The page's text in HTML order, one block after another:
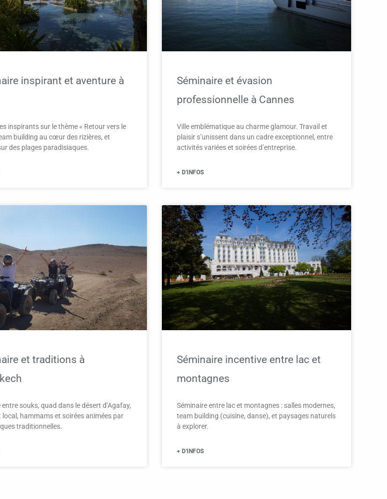
inspirant et aventure à
inspirants sur le thème « Retour vers le
building au cœur des rizières, et
des plages paradisiaques.
Séminaire et évasion
professionnelle à Cannes
Ville emblématique au charme glamour. Travail et
plaisir s’unissent dans un cadre exceptionnel, entre
activités variées et soirées d’entreprise.
+ D'INFOS
et traditions à
souks, quad dans le désert d’Agafay,
hammams et soirées animées par
traditionnelles.
Séminaire incentive entre lac et
montagnes
Séminaire entre lac et montagnes : salles modernes,
team building (cuisine, danse), et paysages naturels
à explorer.
+ D'INFOS